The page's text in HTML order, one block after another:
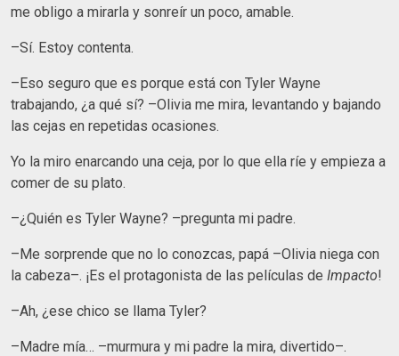
me obligo a mirarla y sonreír un poco, amable.
–Sí. Estoy contenta.
–Eso seguro que es porque está con Tyler Wayne
trabajando, ¿a qué sí? –Olivia me mira, levantando y bajando
las cejas en repetidas ocasiones.
Yo la miro enarcando una ceja, por lo que ella ríe y empieza a
comer de su plato.
–¿Quién es Tyler Wayne? –pregunta mi padre.
–Me sorprende que no lo conozcas, papá –Olivia niega con
la cabeza–. ¡Es el protagonista de las películas de Impacto!
–Ah, ¿ese chico se llama Tyler?
–Madre mía… –murmura y mi padre la mira, divertido–.